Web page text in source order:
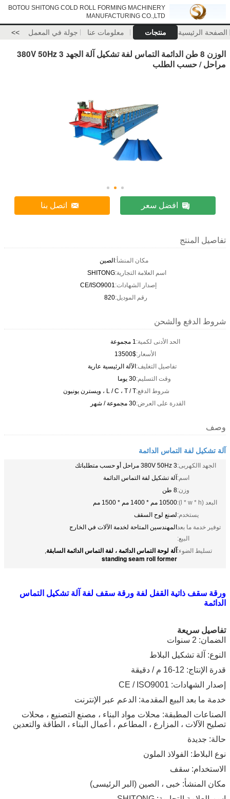
BOTOU SHITONG COLD ROLL FORMING MACHINERY
MANUFACTURING CO.,LTD
الصفحة الرئيسية منتجات معلومات عنا جولة في المعمل >>
الوزن 8 طن الدائمة التماس لفة تشكيل آلة الجهد 380V 50Hz 3
مراحل / حسب الطلب
افضل سعر اتصل بنا
تفاصيل المنتج
مكان المنشأ:الصين
اسم العلامة التجارية:SHITONG
إصدار الشهادات:CE/ISO9001
رقم الموديل:820
شروط الدفع والشحن
الحد الأدنى لكمية:1 مجموعة
الأسعار:13500$
تفاصيل التغليف:الآلة الرئيسية عارية
وقت التسليم:30 يوما
شروط الدفع:L / C ، T / T ، ويسترن يونيون
القدرة على العرض:30 مجموعة / شهر
وصف
آلة تشكيل لفة التماس الدائمة
الجهد االكهربى:380V 50Hz 3 مراحل أو حسب متطلباتك
اسم:آلة تشكيل لفة التماس الدائمة
وزن:8 طن
البعد (l * w * h):
10500 مم * 1400 مم * 1500 مم
يستخدم:لصنع لوح السقف
توفير خدمة ما بعد
البيع:
المهندسين المتاحة لخدمة الآلات في الخارج
تسليط الضوء:آلة لوحة التماس الدائمة ، لفة التماس الدائمة السابقة,
standing seam roll former
ورقة سقف ذاتية القفل لفة ورقة سقف لفة آلة تشكيل التماس
الدائمة
تفاصيل سريعة
الضمان: 2 سنوات
النوع: آلة تشكيل البلاط
قدرة الإنتاج: 12-16 م / دقيقة
إصدار الشهادات: CE / ISO9001
خدمة ما بعد البيع المقدمة: الدعم عبر الإنترنت
الصناعات المطبقة: محلات مواد البناء ، مصنع التصنيع ، محلات
تصليح الآلات ، المزارع ، المطاعم ، أعمال البناء ، الطاقة والتعدين
حالة: جديدة
نوع البلاط: الفولاذ الملون
الاستخدام: سقف
مكان المنشأ: خبى ، الصين (البر الرئيسى)